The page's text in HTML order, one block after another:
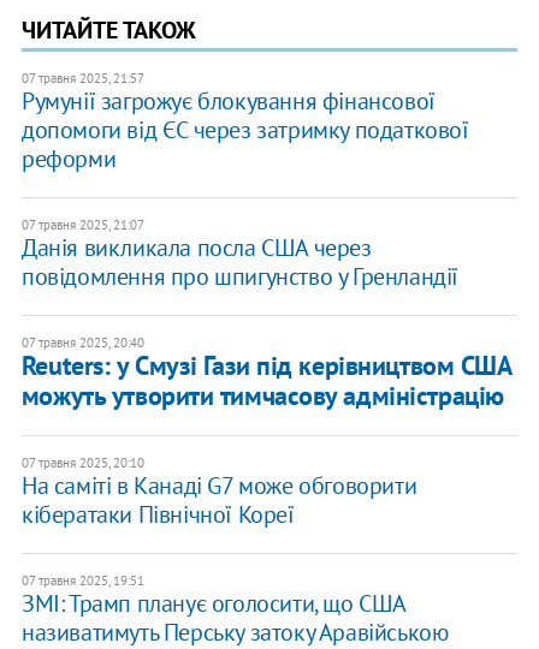
ЧИТАЙТЕ ТАКОЖ
07 травня 2025, 21:57
Румунії загрожує блокування фінансової
допомоги від ЄС через затримку податкової
реформи
07 травня 2025, 21:07
Данія викликала посла США через
повідомлення про шпигунство у Гренландії
07 травня 2025, 20:40
Reuters: у Смузі Гази під керівництвом США
можуть утворити тимчасову адміністрацію
07 травня 2025, 20:10
На саміті в Канаді G7 може обговорити
кібератаки Північної Кореї
07 травня 2025, 19:51
ЗМІ: Трамп планує оголосити, що США
називатимуть Перську затоку Аравійською